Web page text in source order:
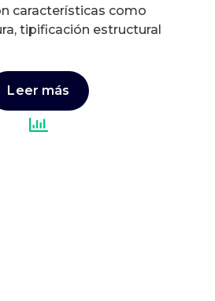
características como
tipificación estructural
Leer más